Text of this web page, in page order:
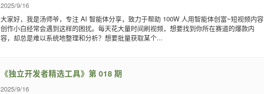
2025/9/16
大家好，我是汤师爷，专注 AI 智能体分享，致力于帮助 100W 人用智能体创富~短视频内容
创作小白经常会遇到这样的困扰。每天花大量时间刷视频，想要找到你所在赛道的爆款内
容，却总是难以系统地整理和分析？想要批量获取某个...
《独立开发者精选工具》第 018 期
2025/9/16